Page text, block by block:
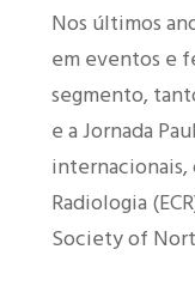
Nos últimos
em eventos e
segmento,
e a Jornada
internacionais,
Radiologia
Society of